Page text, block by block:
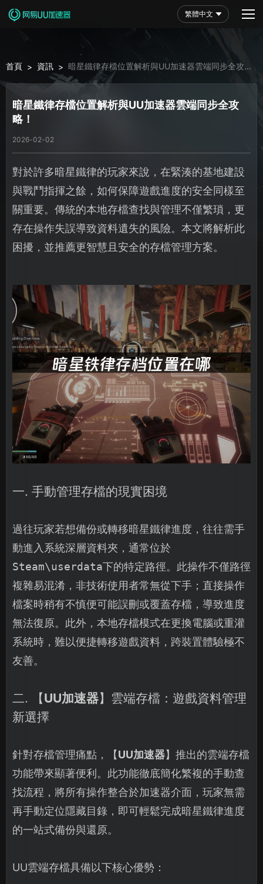
繁體中文
首頁 > 資訊 > 暗星鐵律存檔位置解析與UU加速器雲端同步全攻
略！
暗星鐵律存檔位置解析與UU加速器雲端同步全攻
略！
2026-02-02
對於許多暗星鐵律的玩家來說，在緊湊的基地建設
與戰鬥指揮之餘，如何保障遊戲進度的安全同樣至
關重要。傳統的本地存檔查找與管理不僅繁瑣，更
存在操作失誤導致資料遺失的風險。本文將解析此
困擾，並推薦更智慧且安全的存檔管理方案。
一. 手動管理存檔的現實困境
過往玩家若想備份或轉移暗星鐵律進度，往往需手
動進入系統深層資料夾，通常位於
Steam\userdata下的特定路徑。此操作不僅路徑
複雜易混淆，非技術使用者常無從下手；直接操作
檔案時稍有不慎便可能誤刪或覆蓋存檔，導致進度
無法復原。此外，本地存檔模式在更換電腦或重灌
系統時，難以便捷轉移遊戲資料，跨裝置體驗極不
友善。
二. 【UU加速器】雲端存檔：遊戲資料管理
新選擇
針對存檔管理痛點，【UU加速器】推出的雲端存檔
功能帶來顯著便利。此功能徹底簡化繁複的手動查
找流程，將所有操作整合於加速器介面，玩家無需
再手動定位隱藏目錄，即可輕鬆完成暗星鐵律進度
的一站式備份與還原。
UU雲端存檔具備以下核心優勢：